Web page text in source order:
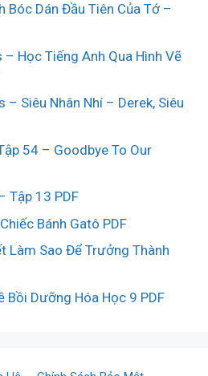
Bóc Dán Đầu Tiên Của Tớ –
Học Tiếng Anh Qua Hình Vẽ
– Siêu Nhân Nhí – Derek, Siêu
54 – Goodbye To Our
Tập 13 PDF
Bánh Gatô PDF
Làm Sao Để Trưởng Thành
Bồi Dưỡng Hóa Học 9 PDF